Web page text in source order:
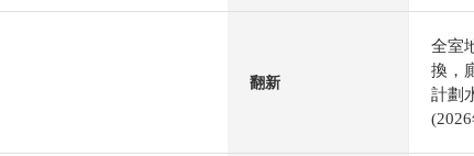
翻新
全室
換，
計劃